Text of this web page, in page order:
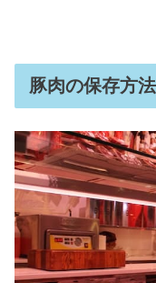
豚肉の保存方